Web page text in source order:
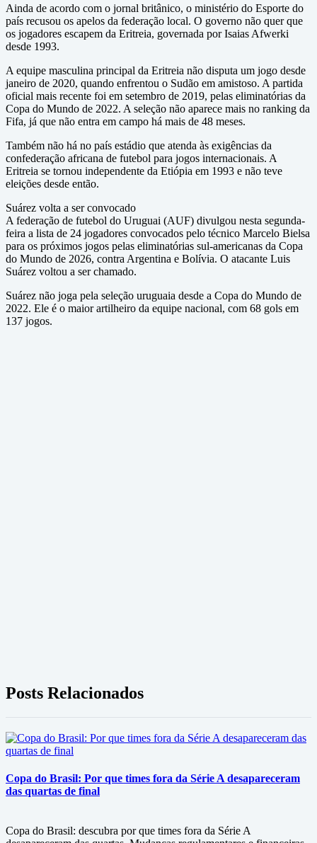
Ainda de acordo com o jornal britânico, o ministério do Esporte do
país recusou os apelos da federação local. O governo não quer que
os jogadores escapem da Eritreia, governada por Isaias Afwerki
desde 1993.
A equipe masculina principal da Eritreia não disputa um jogo desde
janeiro de 2020, quando enfrentou o Sudão em amistoso. A partida
oficial mais recente foi em setembro de 2019, pelas eliminatórias da
Copa do Mundo de 2022. A seleção não aparece mais no ranking da
Fifa, já que não entra em campo há mais de 48 meses.
Também não há no país estádio que atenda às exigências da
confederação africana de futebol para jogos internacionais. A
Eritreia se tornou independente da Etiópia em 1993 e não teve
eleições desde então.
Suárez volta a ser convocado
A federação de futebol do Uruguai (AUF) divulgou nesta segunda-
feira a lista de 24 jogadores convocados pelo técnico Marcelo Bielsa
para os próximos jogos pelas eliminatórias sul-americanas da Copa
do Mundo de 2026, contra Argentina e Bolívia. O atacante Luis
Suárez voltou a ser chamado.
Suárez não joga pela seleção uruguaia desde a Copa do Mundo de
2022. Ele é o maior artilheiro da equipe nacional, com 68 gols em
137 jogos.
Posts Relacionados
Copa do Brasil: Por que times fora da Série A desapareceram
das quartas de final
Copa do Brasil: descubra por que times fora da Série A